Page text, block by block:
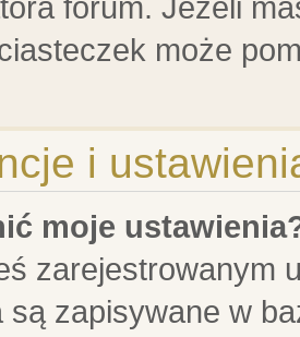
może
i
moje
zarejestrowanym
są zapisywane w